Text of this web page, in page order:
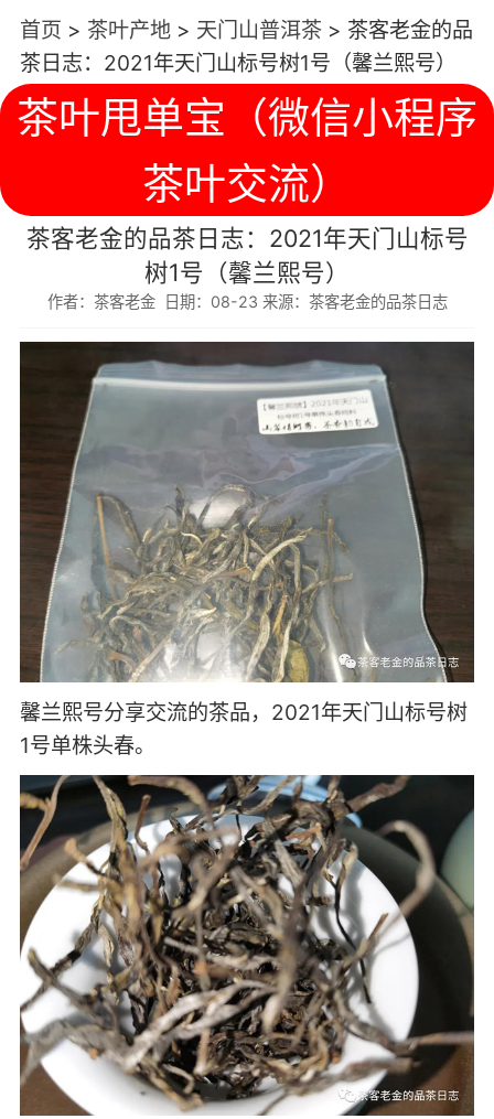
首页 > 茶叶产地> 天门山普洱茶> 茶客老金的品
茶日志：2021年天门山标号树1号（馨兰熙号）
茶叶甩单宝（微信小程序
茶叶交流）
茶客老金的品茶日志：2021年天门山标号
树1号（馨兰熙号）
作者：茶客老金 日期：08-23 来源：茶客老金的品茶日志
馨兰熙号分享交流的茶品，2021年天门山标号树
1号单株头春。